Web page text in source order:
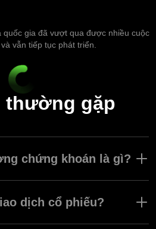
gia đã vượt qua được nhiều cuộc
vẫn tiếp tục phát triển.
thường gặp
chứng khoán là gì?
bao gồm việc mở và đóng giao dịch
động giá của cổ phiếu.
dịch cổ phiếu?